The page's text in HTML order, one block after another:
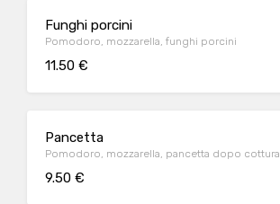
Funghi porcini
Pomodoro, mozzarella, funghi porcini
11.50 €
Pancetta
Pomodoro, mozzarella, pancetta dopo cottura
9.50 €